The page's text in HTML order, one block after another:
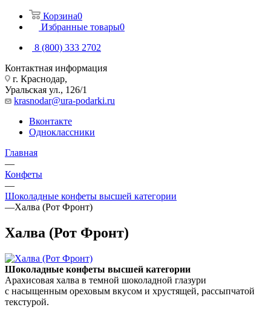
Корзина0
Избранные товары0
8 (800) 333 2702
Контактная информация
г. Краснодар,
Уральская ул., 126/1
krasnodar@ura-podarki.ru
Вконтакте
Одноклассники
Главная
—
Конфеты
—
Шоколадные конфеты высшей категории
—Халва (Рот Фронт)
Халва (Рот Фронт)
Шоколадные конфеты высшей категории
Арахисовая халва в темной шоколадной глазури
с насыщенным ореховым вкусом и хрустящей, рассыпчатой
текстурой.